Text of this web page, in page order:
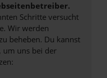
Schritte versucht
Wir werden
beheben. Du kannst
um uns bei der